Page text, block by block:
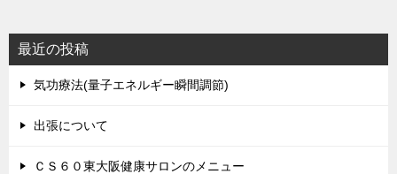
最近の投稿
気功療法(量子エネルギー瞬間調節)
出張について
ＣＳ６０東大阪健康サロンのメニュー